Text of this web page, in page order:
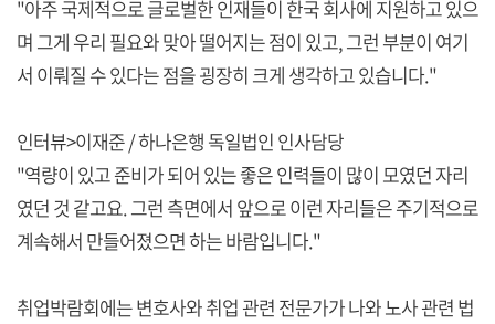
"아주 국제적으로 글로벌한 인재들이 한국 회사에 지원하고 있으
며 그게 우리 필요와 맞아 떨어지는 점이 있고, 그런 부분이 여기
서 이뤄질 수 있다는 점을 굉장히 크게 생각하고 있습니다."
인터뷰>이재준 / 하나은행 독일법인 인사담당
"역량이 있고 준비가 되어 있는 좋은 인력들이 많이 모였던 자리
였던 것 같고요. 그런 측면에서 앞으로 이런 자리들은 주기적으로
계속해서 만들어졌으면 하는 바람입니다."
취업박람회에는 변호사와 취업 관련 전문가가 나와 노사 관련 법